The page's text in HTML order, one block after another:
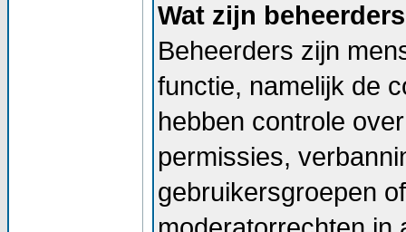
Wat zijn
Beheerders zijn
functie, namelijk de
hebben controle
permissies,
gebruikersgroepen